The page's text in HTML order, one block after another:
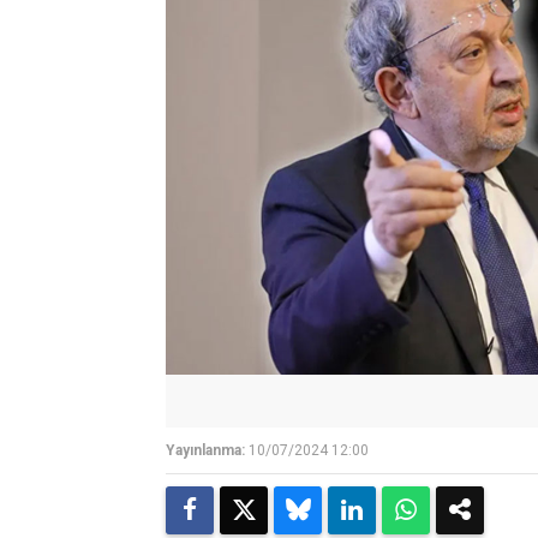
Yayınlanma: 10/07/2024 12:00